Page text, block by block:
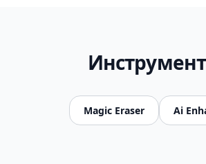
Magic Eraser Ai